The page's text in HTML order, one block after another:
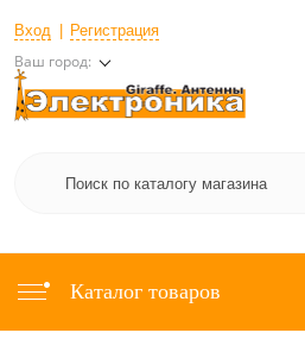
Вход Регистрация
Ваш город:
Каталог товаров